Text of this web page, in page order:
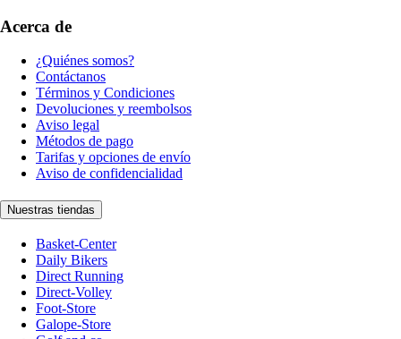
Acerca de
¿Quiénes somos?
Contáctanos
Términos y Condiciones
Devoluciones y reembolsos
Aviso legal
Métodos de pago
Tarifas y opciones de envío
Aviso de confidencialidad
Nuestras tiendas
Basket-Center
Daily Bikers
Direct Running
Direct-Volley
Foot-Store
Galope-Store